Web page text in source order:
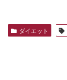
ダイエット